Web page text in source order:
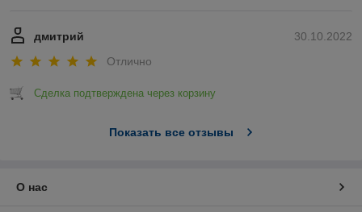
30.10.2022
дмитрий
Отлично
Сделка подтверждена через корзину
Показать все отзывы
О нас